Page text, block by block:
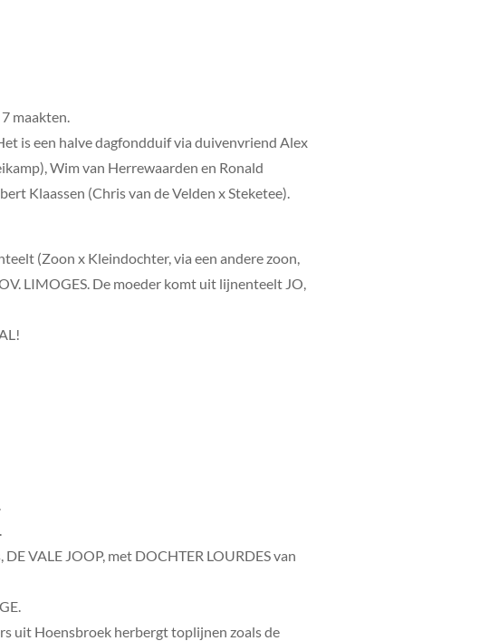
maakten.
is een halve dagfondduif via duivenvriend Alex
Wim van Herrewaarden en Ronald
Klaassen (Chris van de Velden x Steketee).
(Zoon x Kleindochter, via een andere zoon,
LIMOGES. De moeder komt uit lijnenteelt JO,
VALE JOOP, met DOCHTER LOURDES van
uit Hoensbroek herbergt toplijnen zoals de